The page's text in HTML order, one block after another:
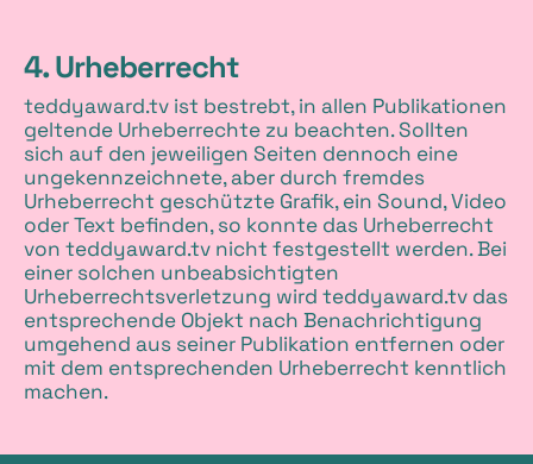
4. Urheberrecht
teddyaward.tv ist bestrebt, in allen Publikationen
geltende Urheberrechte zu beachten. Sollten
sich auf den jeweiligen Seiten dennoch eine
ungekennzeichnete, aber durch fremdes
Urheberrecht geschützte Grafik, ein Sound, Video
oder Text befinden, so konnte das Urheberrecht
von teddyaward.tv nicht festgestellt werden. Bei
einer solchen unbeabsichtigten
Urheberrechtsverletzung wird teddyaward.tv das
entsprechende Objekt nach Benachrichtigung
umgehend aus seiner Publikation entfernen oder
mit dem entsprechenden Urheberrecht kenntlich
machen.